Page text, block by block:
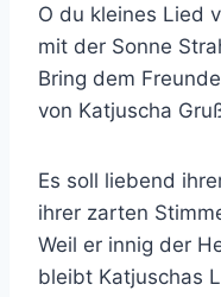
O du kleines Lied
mit der Sonne
Bring dem
von Katjuscha
Es soll liebend
ihrer zarten
Weil er innig der
bleibt Katjuschas